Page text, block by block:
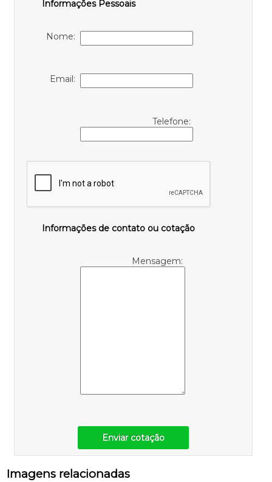
Informações Pessoais
Nome:
Email:
Telefone:
Informações de contato ou cotação
Mensagem:
Enviar cotação
Imagens relacionadas